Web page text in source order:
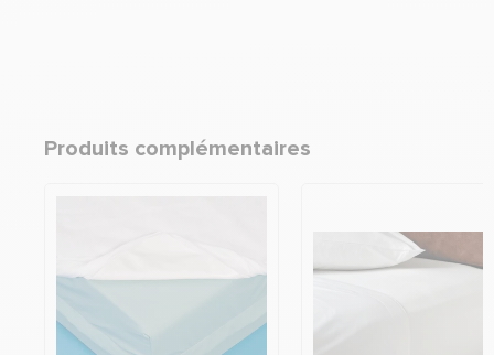
Produits complémentaires